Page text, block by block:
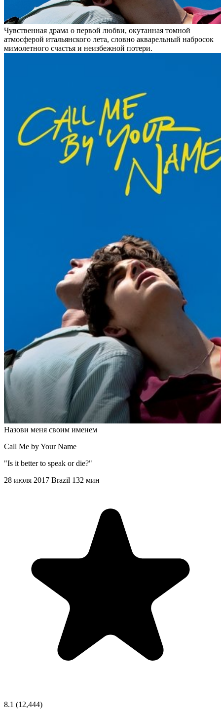
Чувственная драма о первой любви, окутанная томной
атмосферой итальянского лета, словно акварельный набросок
мимолетного счастья и неизбежной потери.
Назови меня своим именем
Call Me by Your Name
"Is it better to speak or die?"
28 июля 2017 Brazil 132 мин
8.1 (12,444)